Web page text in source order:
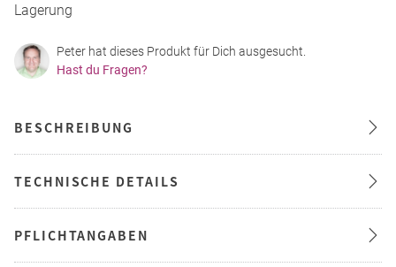
Lagerung
Peter hat dieses Produkt für Dich ausgesucht.
Hast du Fragen?
BESCHREIBUNG
TECHNISCHE DETAILS
PFLICHTANGABEN